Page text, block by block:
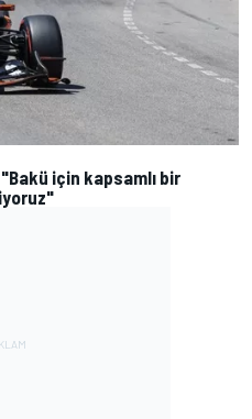
için kapsamlı bir